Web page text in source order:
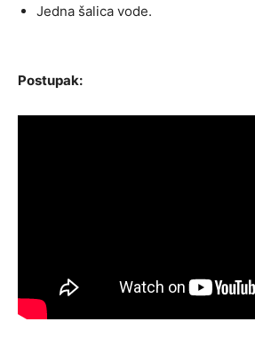
Jedna šalica vode.
Postupak: